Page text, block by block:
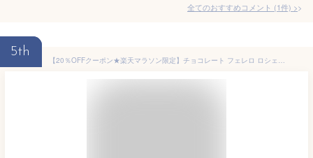
全てのおすすめコメント (1件) >
5th
【20％OFFクーポン★楽天マラソン限定】チョコレート フェレロ ロシェ Ferrero Rocher 送料無料 チョコ プレゼント お菓子 ギフト 人気 おしゃれ 手土産 詰め合わせ まとめ買い 大容量 ヘーゼルナッツ ミルクチョコレート 3粒×12個/450g